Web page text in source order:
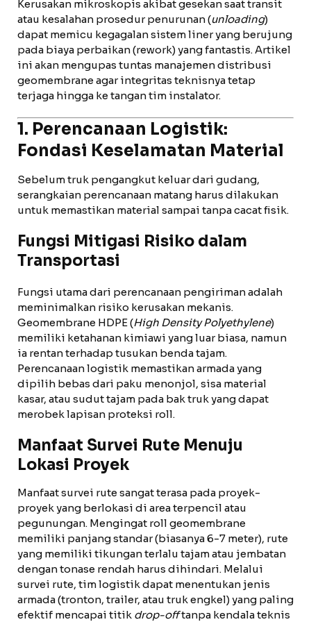
Kerusakan mikroskopis akibat gesekan saat transit
atau kesalahan prosedur penurunan (unloading)
dapat memicu kegagalan sistem liner yang berujung
pada biaya perbaikan (rework) yang fantastis. Artikel
ini akan mengupas tuntas manajemen distribusi
geomembrane agar integritas teknisnya tetap
terjaga hingga ke tangan tim instalator.
1. Perencanaan Logistik:
Fondasi Keselamatan Material
Sebelum truk pengangkut keluar dari gudang,
serangkaian perencanaan matang harus dilakukan
untuk memastikan material sampai tanpa cacat fisik.
Fungsi Mitigasi Risiko dalam
Transportasi
Fungsi utama dari perencanaan pengiriman adalah
meminimalkan risiko kerusakan mekanis.
Geomembrane HDPE (High Density Polyethylene)
memiliki ketahanan kimiawi yang luar biasa, namun
ia rentan terhadap tusukan benda tajam.
Perencanaan logistik memastikan armada yang
dipilih bebas dari paku menonjol, sisa material
kasar, atau sudut tajam pada bak truk yang dapat
merobek lapisan proteksi roll.
Manfaat Survei Rute Menuju
Lokasi Proyek
Manfaat survei rute sangat terasa pada proyek-
proyek yang berlokasi di area terpencil atau
pegunungan. Mengingat roll geomembrane
memiliki panjang standar (biasanya 6-7 meter), rute
yang memiliki tikungan terlalu tajam atau jembatan
dengan tonase rendah harus dihindari. Melalui
survei rute, tim logistik dapat menentukan jenis
armada (tronton, trailer, atau truk engkel) yang paling
efektif mencapai titik drop-offtanpa kendala teknis